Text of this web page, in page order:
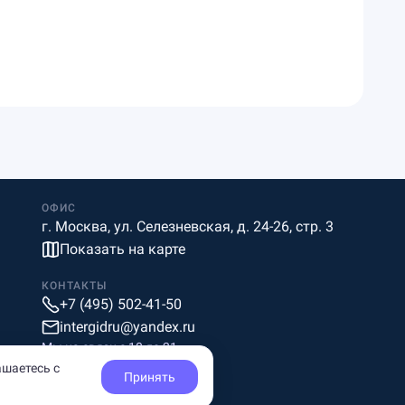
ОФИС
г. Москва, ул. Селезневская, д. 24-26, стр. 3
Показать на карте
КОНТАКТЫ
+7 (495) 502-41-50
intergidru@yandex.ru
Мы на связи c 10 до 21
с
Принять